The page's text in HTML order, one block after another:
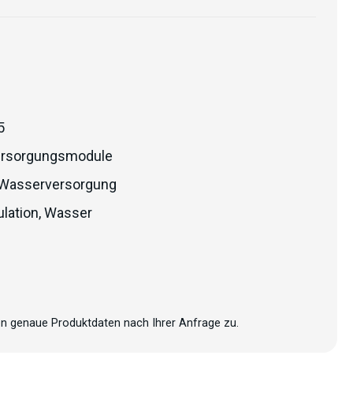
,Wasser
genaue Produktdaten nach Ihrer Anfrage zu.